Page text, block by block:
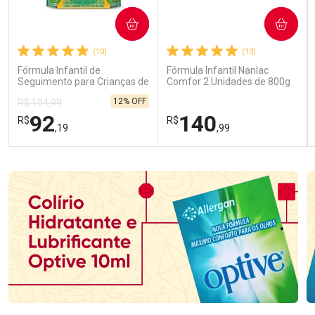
(10)
Fórmula Infantil de
Seguimento para Crianças de
Primeira Infância Nestonutri
2 Unidades de 800g cada
R$ 104,99
R$92,19
12% OFF
COMPRAR
(13)
Fórmula Infantil Nanlac
Comfor 2 Unidades de 800g
R$140,99
COMPRAR
Laboratório
Por Menos